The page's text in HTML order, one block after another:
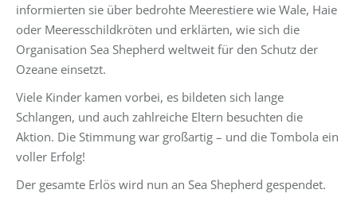
informierten sie über bedrohte Meerestiere wie Wale, Haie
oder Meeresschildkröten und erklärten, wie sich die
Organisation Sea Shepherd weltweit für den Schutz der
Ozeane einsetzt.
Viele Kinder kamen vorbei, es bildeten sich lange
Schlangen, und auch zahlreiche Eltern besuchten die
Aktion. Die Stimmung war großartig – und die Tombola ein
voller Erfolg!
Der gesamte Erlös wird nun an Sea Shepherd gespendet.